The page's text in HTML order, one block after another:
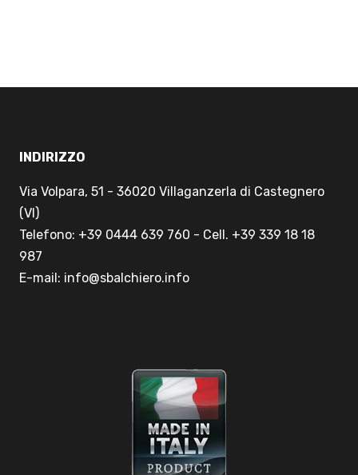
INDIRIZZO
Via Volpara, 51 - 36020 Villaganzerla di Castegnero
(VI)
Telefono: +39 0444 639 760 - Cell. +39 339 18 18
987
E-mail: info@sbalchiero.info